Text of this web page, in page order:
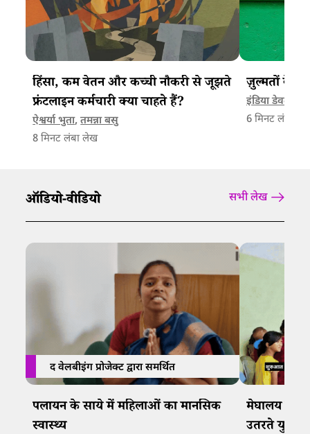
हिंसा, कम वेतन और कच्ची नौकरी से जूझते
फ्रंटलाइन कर्मचारी क्या चाहते हैं?
ऐश्वर्या भुता,तमन्ना बसु
8 मिनट लंबा लेख
ज़ुल्मतों के
इंडिया डेवलपमेंट
6मिनट लंबा
ऑडियो-वीडियो सभी लेख
द वेलबीइंग प्रोजेक्ट द्वारा समर्थित
पलायन के साये में महिलाओं का मानसिक
स्वास्थ्य
मेघालय में
उतरते युवा